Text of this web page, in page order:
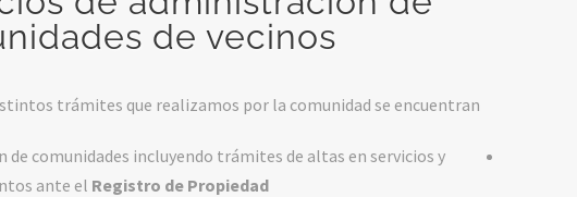
de vecinos
trámites que realizamos por la comunidad se encuentran:
de comunidades incluyendo trámites de altas en servicios y
ante el Registro de Propiedad